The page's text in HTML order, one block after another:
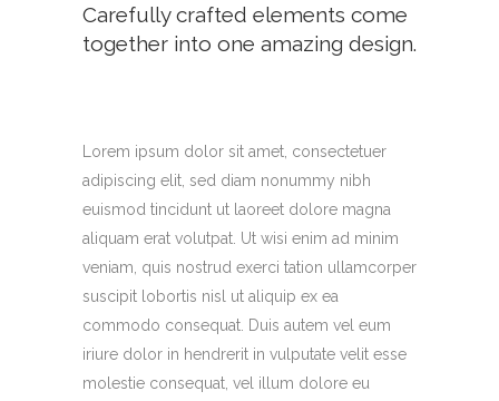
Carefully crafted elements come
together into one amazing design.
Lorem ipsum dolor sit amet, consectetuer
adipiscing elit, sed diam nonummy nibh
euismod tincidunt ut laoreet dolore magna
aliquam erat volutpat. Ut wisi enim ad minim
veniam, quis nostrud exerci tation ullamcorper
suscipit lobortis nisl ut aliquip ex ea
commodo consequat. Duis autem vel eum
iriure dolor in hendrerit in vulputate velit esse
molestie consequat, vel illum dolore eu